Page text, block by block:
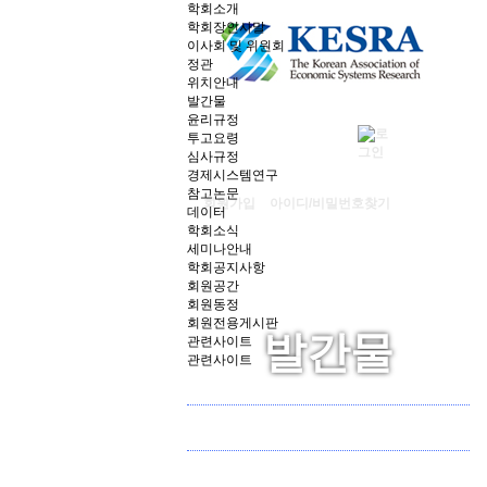
회원가입
학회소개
학회장인사말
이사회 및 위원회
정관
위치안내
발간물
윤리규정
투고요령
심사규정
경제시스템연구
참고논문
데이터
학회소식
세미나안내
학회공지사항
회원공간
회원동정
회원전용게시판
관련사이트
관련사이트
발간물